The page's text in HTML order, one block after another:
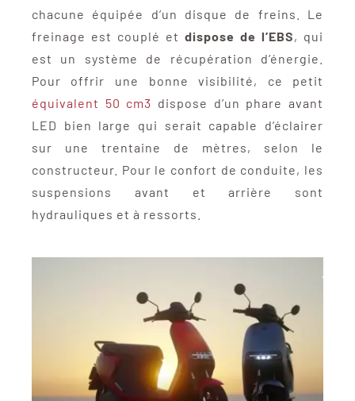
chacune équipée d’un disque de freins. Le
freinage est couplé etdispose de l’EBS, qui
est un système de récupération d’énergie.
Pour offrir une bonne visibilité, ce petit
équivalent 50 cm3 dispose d’un phare avant
LED bien large qui serait capable d’éclairer
sur une trentaine de mètres, selon le
constructeur. Pour le confort de conduite, les
suspensions avant et arrière sont
hydrauliques et à ressorts.